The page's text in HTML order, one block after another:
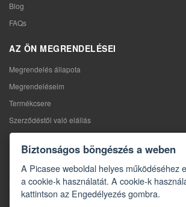
Blog
FAQs
AZ ÖN MEGRENDELÉSEI
Megrendelés állapota
Megrendeléseim
Termékcsere
Szerződéstől való elállás
Reklamáció
KAPCSOLAT
Kapcsolat
Kapcsolatfelvételi űrlap
Biztonságos böngészés a weben
A Picasee weboldal helyes működéséhez
a cookie-k használatát. A cookie-k
kattintson az Engedélyezés gombra.